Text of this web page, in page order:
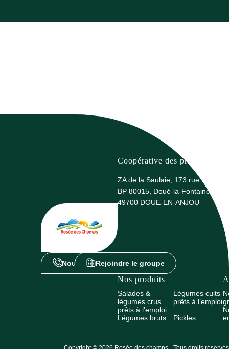
Nous contacterRejoindre le groupe
Coopérative des producteurs
ZA de la Saulaie, 173 rue G. Eiffel
BP 80015, Doué-la-Fontaine
49700 DOUE-EN-ANJOU
Nos produits
Salades &
légumes crus
prêts à l’emploi
Légumes cuits
prêts à l’emploi
Légumes bruts
Pickles